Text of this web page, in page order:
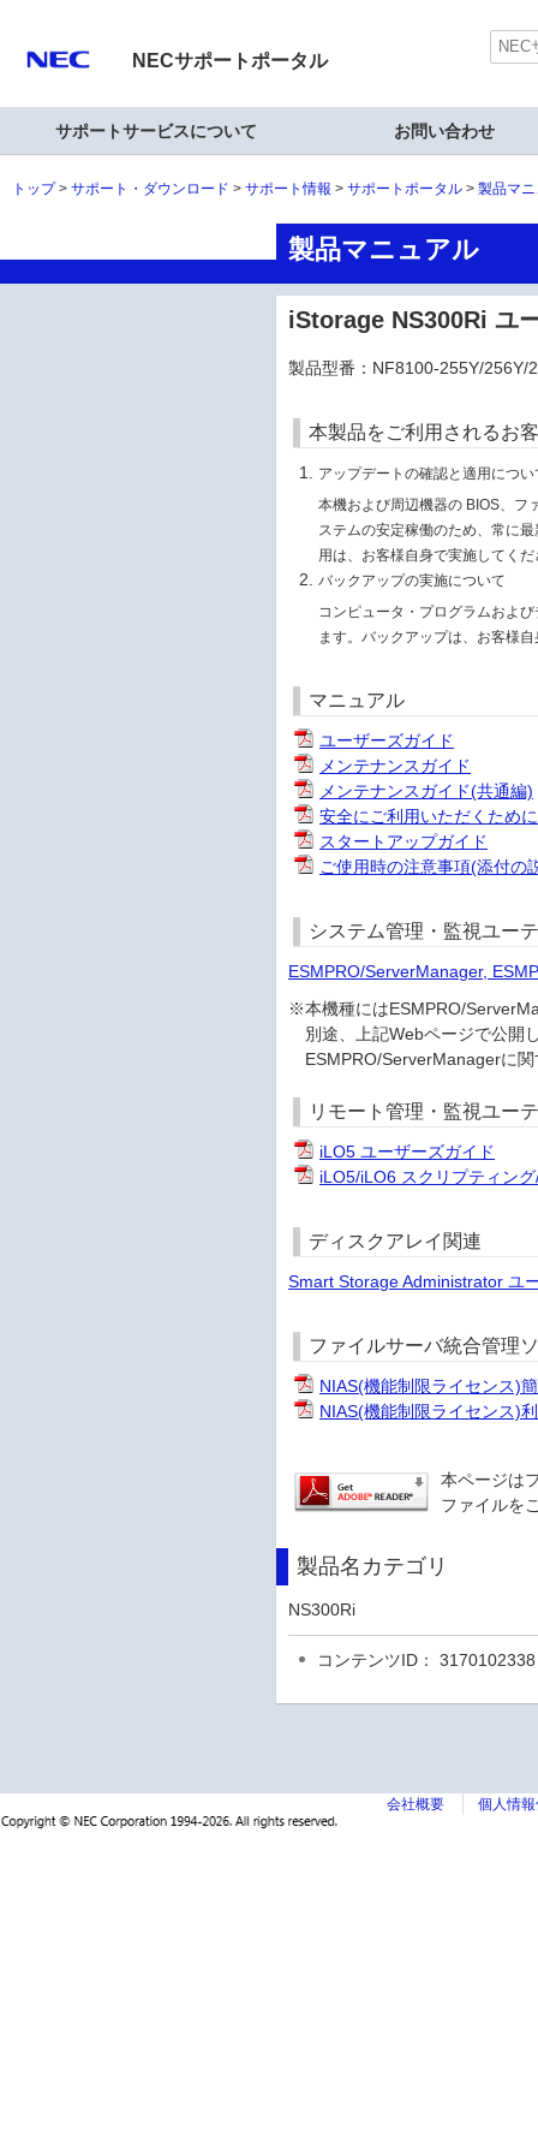
NECサポートポータル
サポートサービスについて お問い合わせ
トップ サポート・ダウンロード サポート情報 サポートポータル 製品マ
製品マニュアル
iStorage NS300Ri ユ
製品型番：NF8100-255Y/256Y/
本製品をご利用されるお
アップデートの確認と適用につい
本機および周辺機器の BIOS、フ
ステムの安定稼働のため、常に
用は、お客様自身で実施してくだ
バックアップの実施について
コンピュータ・プログラムおよ
ます。バックアップは、お客様
マニュアル
ユーザーズガイド
メンテナンスガイド
メンテナンスガイド(共通編)
安全にご利用いただくために
スタートアップガイド
ご使用時の注意事項(添付の
システム管理・監視ユー
ESMPRO/ServerManager,
※本機種にはESMPRO/
別途、上記Webページで公開
ESMPRO/ServerManagerに関
リモート管理・監視ユー
iLO5 ユーザーズガイド
iLO5/iLO6 スクリプティン
ディスクアレイ関連
Smart Storage Administrator ユ
ファイルサーバ統合管理
NIAS(機能制限ライセンス)
NIAS(機能制限ライセンス)
本ページは
ファイルを
製品名カテゴリ
NS300Ri
コンテンツID： 3170102338
会社概要 個人情